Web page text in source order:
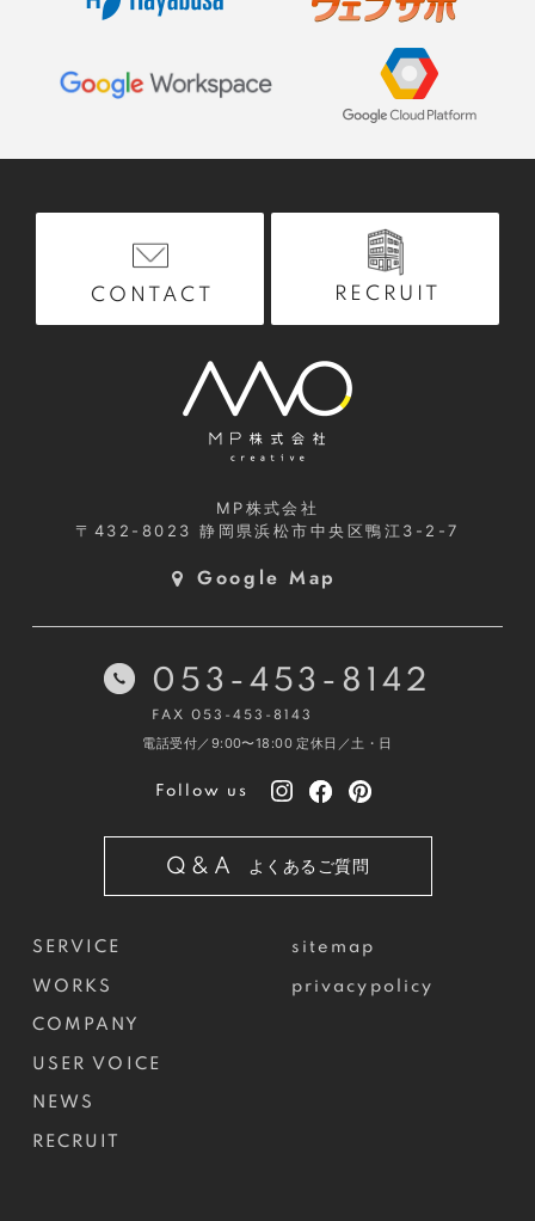
CONTACT RECRUIT
MP株式会社
〒432-8023静岡県浜松市中央区鴨江3-2-7
Google Map
SERVICE
WORKS
COMPANY
USER VOICE
NEWS
RECRUIT
sitemap
privacypolicy
053-453-8142
FAX 053-453-8143
電話受付／9:00〜18:00 定休日／土・日
Follow us
Q&A よくあるご質問